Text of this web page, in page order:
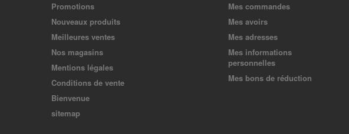
Promotions
Nouveaux produits
Meilleures ventes
Nos magasins
Mentions légales
Conditions de vente
Bienvenue
sitemap
Mes commandes
Mes avoirs
Mes adresses
Mes informations
personnelles
Mes bons de réduction